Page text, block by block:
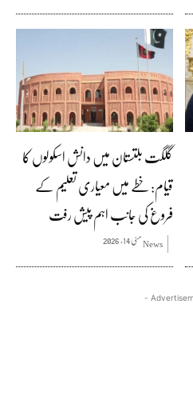
گلگت بلتستان میں دانش اسکولوں کا
قیام: خطے میں معیاری تعلیم کے
فروغ کی جانب اہم پیش رفت
Newsمئی 14, 2026